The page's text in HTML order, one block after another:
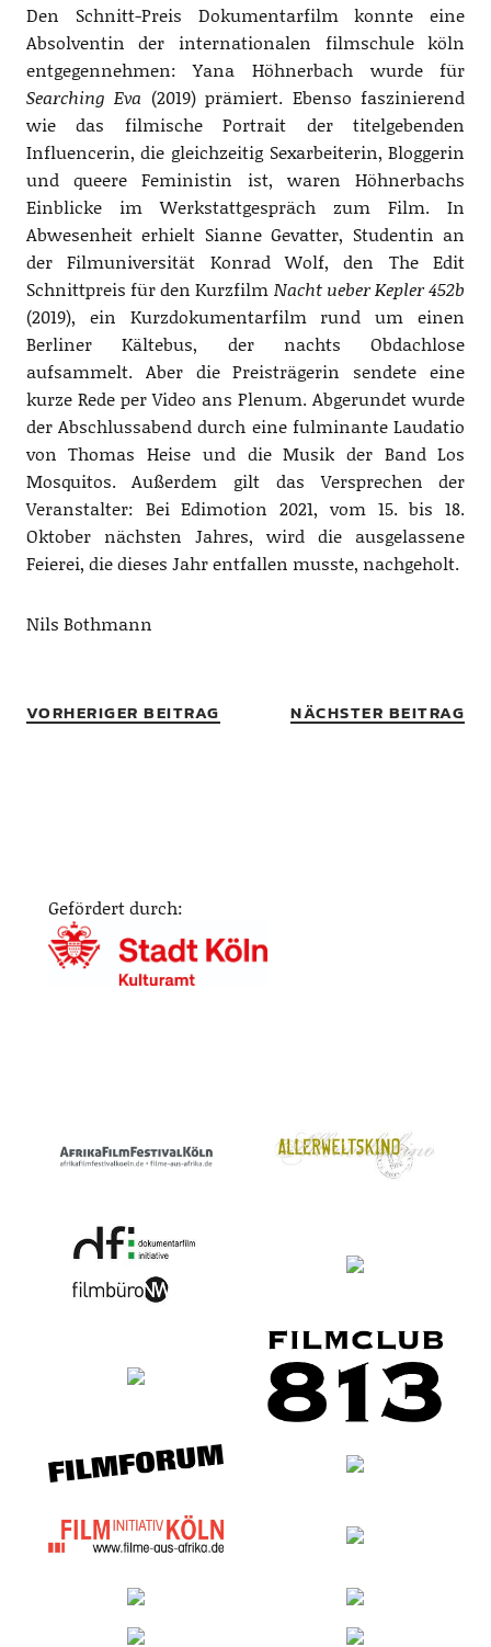
Den Schnitt-Preis Dokumentarfilm konnte eine
Absolventin der internationalen filmschule köln
entgegennehmen: Yana Höhnerbach wurde für
Searching Eva (2019) prämiert. Ebenso faszinierend
wie das filmische Portrait der titelgebenden
Influencerin, die gleichzeitig Sexarbeiterin, Bloggerin
und queere Feministin ist, waren Höhnerbachs
Einblicke im Werkstattgespräch zum Film. In
Abwesenheit erhielt Sianne Gevatter, Studentin an
der Filmuniversität Konrad Wolf, den The Edit
Schnittpreis für den Kurzfilm Nacht ueber Kepler 452b
(2019), ein Kurzdokumentarfilm rund um einen
Berliner Kältebus, der nachts Obdachlose
aufsammelt. Aber die Preisträgerin sendete eine
kurze Rede per Video ans Plenum. Abgerundet wurde
der Abschlussabend durch eine fulminante Laudatio
von Thomas Heise und die Musik der Band Los
Mosquitos. Außerdem gilt das Versprechen der
Veranstalter: Bei Edimotion 2021, vom 15. bis 18.
Oktober nächsten Jahres, wird die ausgelassene
Feierei, die dieses Jahr entfallen musste, nachgeholt.
Nils Bothmann
VORHERIGER BEITRAG NÄCHSTER BEITRAG
Gefördert durch: